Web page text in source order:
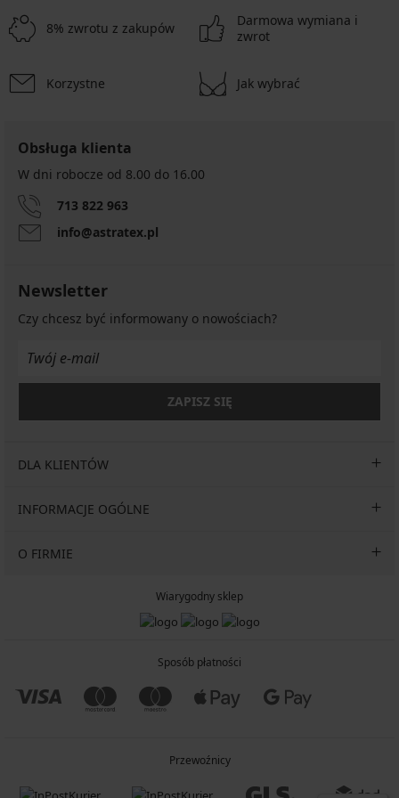
8% zwrotu z zakupów
Darmowa wymiana i
zwrot
Korzystne Jak wybrać
Obsługa klienta
W dni robocze od 8.00 do 16.00
713 822 963
info@astratex.pl
Newsletter
Czy chcesz być informowany o nowościach?
ZAPISZ SIĘ
DLA KLIENTÓW
INFORMACJE OGÓLNE
O FIRMIE
Wiarygodny sklep
Sposób płatności
Przewoźnicy